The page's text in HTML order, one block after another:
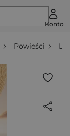
Konto
Powieści